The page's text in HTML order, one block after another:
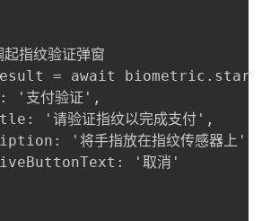
指纹验证弹窗
= await
'支付验证',
'请验证指纹以完成支付',
'将手指放在指纹传感器上',
'取消'